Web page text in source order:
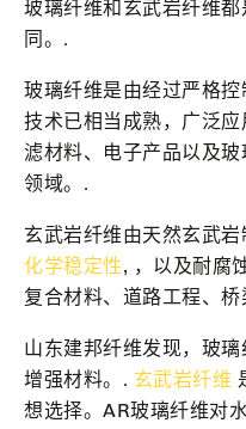
玻璃纤维和玄武岩纤维
同。.
玻璃纤维是由经过严格
技术已相当成熟，广泛
滤材料、电子产品以及
领域。.
玄武岩纤维由天然玄武
化学稳定性, ，以及耐腐
复合材料、道路工程、桥
山东建邦纤维发现，玻
增强材料。. 玄武岩纤维
想选择。AR玻璃纤维对